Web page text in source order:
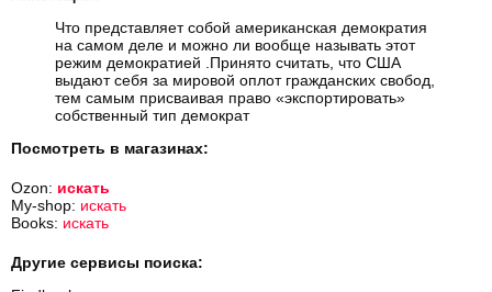
Что представляет собой американская демократия
на самом деле и можно ли вообще называть этот
режим демократией .Принято считать, что США
выдают себя за мировой оплот гражданских свобод,
тем самым присваивая право «экспортировать»
собственный тип демократ
Посмотреть в магазинах:
Ozon: искать
My-shop: искать
Books: искать
Другие сервисы поиска: